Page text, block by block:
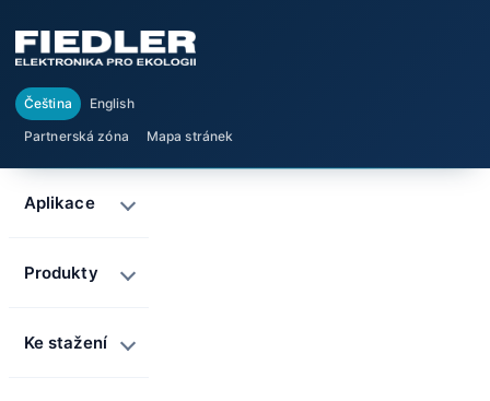
Čeština
English
Partnerská zóna
Mapa stránek
Aplikace
Produkty
Ke stažení